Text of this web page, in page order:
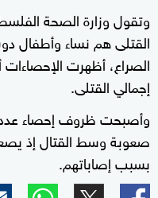
القتلى هم نساء وأطفال
إجمالي القتلى.
وأصبحت ظروف إحصاء عدد
صعوبة وسط القتال إذ
بسبب إصاباتهم.